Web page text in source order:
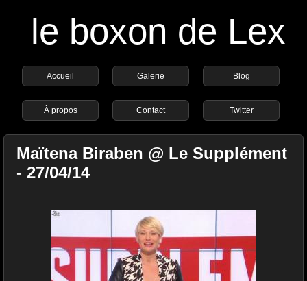
le boxon de Lex
Accueil Galerie Blog
À propos Contact Twitter
Maïtena Biraben @ Le Supplément
- 27/04/14